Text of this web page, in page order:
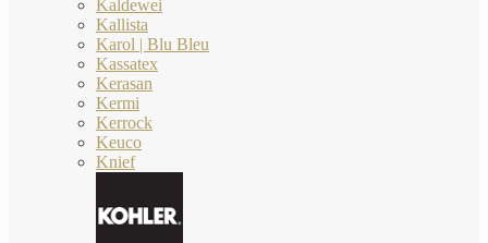
Kaldewei
Kallista
Karol | Blu Bleu
Kassatex
Kerasan
Kermi
Kerrock
Keuco
Knief